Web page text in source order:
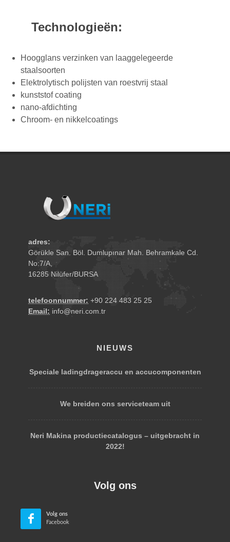
Technologieën:
Hoogglans verzinken van laaggelegeerde
staalsoorten
Elektrolytisch polijsten van roestvrij staal
kunststof coating
nano-afdichting
Chroom- en nikkelcoatings
adres:
Görükle San. Böl. Dumlupınar Mah. Behramkale Cd.
No:7/A,
16285 Nilüfer/BURSA
telefoonnummer: +90 224 483 25 25
Email: info@neri.com.tr
NIEUWS
Speciale ladingdrageraccu en accucomponenten
We breiden ons serviceteam uit
Neri Makina productiecatalogus – uitgebracht in
2022!
Volg ons
Volg ons
Facebook